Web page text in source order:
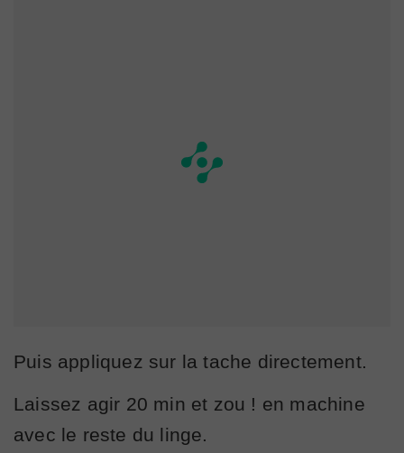
Puis appliquez sur la tache directement.
Laissez agir 20 min et zou ! en machine
avec le reste du linge.